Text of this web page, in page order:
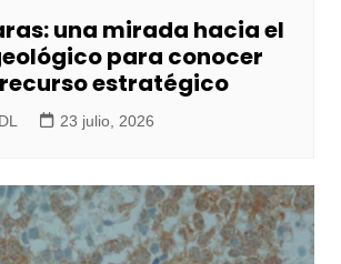
una mirada hacia el
para conocer
estratégico
23 julio, 2026